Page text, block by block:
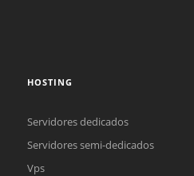
HOSTING
Servidores dedicados
Servidores semi-dedicados
Vps